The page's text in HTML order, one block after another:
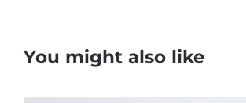
You might also like